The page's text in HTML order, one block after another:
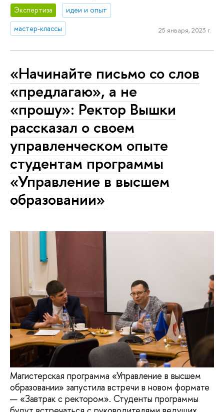
Экспертиза
идеи и опыт
мастер-классы
25 января, 2023 г.
«Начинайте письмо со слов
«предлагаю», а не
«прошу»: Ректор Вышки
рассказал о своем
управленческом опыте
студентам программы
«Управление в высшем
образовании»
Магистерская программа «Управление в высшем
образовании» запустила встречи в новом формате
— «Завтрак с ректором». Студенты программы